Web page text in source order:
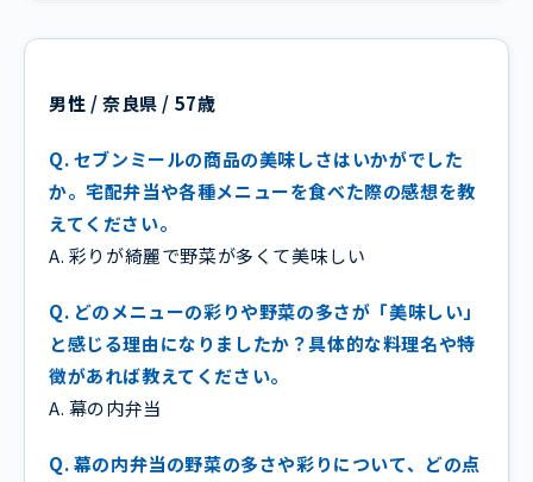
男性 / 奈良県 / 57歳
Q. セブンミールの商品の美味しさはいかがでした
か。宅配弁当や各種メニューを食べた際の感想を教
えてください。
A. 彩りが綺麗で野菜が多くて美味しい
Q. どのメニューの彩りや野菜の多さが「美味しい」
と感じる理由になりましたか？具体的な料理名や特
徴があれば教えてください。
A. 幕の内弁当
Q. 幕の内弁当の野菜の多さや彩りについて、どの点